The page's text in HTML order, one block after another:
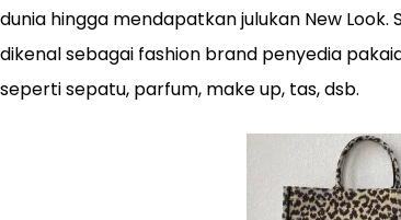
dunia hingga mendapatkan julukan New
dikenal sebagai fashion brand penyedia
seperti sepatu, parfum, make up, tas, dsb.